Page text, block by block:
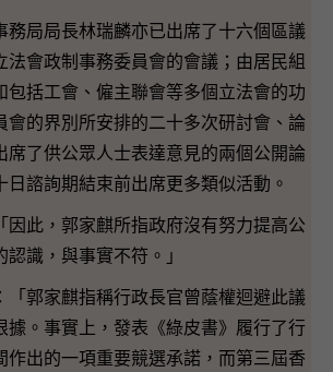
局局長林瑞麟亦已出席了十六個區議
法會政制事務委員會的會議；由居民組
包括工會、僱主聯會等多個立法會的功
會的界別所安排的二十多次研討會、論
席了供公眾人士表達意見的兩個公開論
日諮詢期結束前出席更多類似活動。
此，郭家麒所指政府沒有努力提高公
識，與事實不符。」
郭家麒指稱行政長官曾蔭權迴避此議
據。事實上，發表《綠皮書》履行了行
作出的一項重要競選承諾，而第三屆香